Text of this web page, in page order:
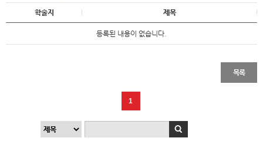
학술지 제목
등록된 내용이 없습니다.
목록
1